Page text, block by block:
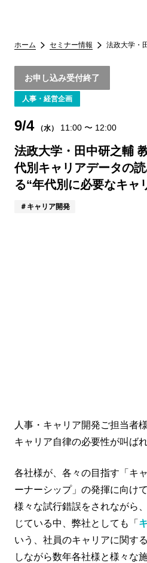
ホーム セミナー情報 法政大学・
お申し込み受付終了
人事・経営企画
9/4 （水） 11:00 〜 12:00
法政大学・田中研之輔
代別キャリアデータの
る“年代別に必要なキャ
キャリア開発
人事・キャリア開発ご担当者様
キャリア自律の必要性が叫ば
各社様が、各々の目指す「キ
ーナーシップ」の発揮に向けて
様々な試行錯誤をされながら
じている中、弊社としても「
いう、社員のキャリアに関す
しながら数年各社様と様々な